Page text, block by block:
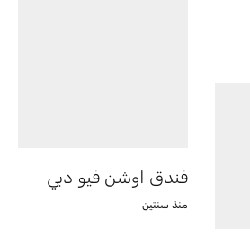
فندق اوشن فيو دبي
منذ سنتين